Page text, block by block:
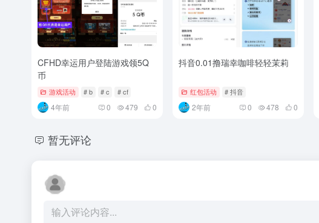
CFHD幸运用户登陆游戏领5Q
币
游戏活动 # b # c # cf
4年前 0 479 0
抖音0.01撸瑞幸咖啡轻轻茉莉
红包活动 # 抖音
2年前 0 478 0
暂无评论